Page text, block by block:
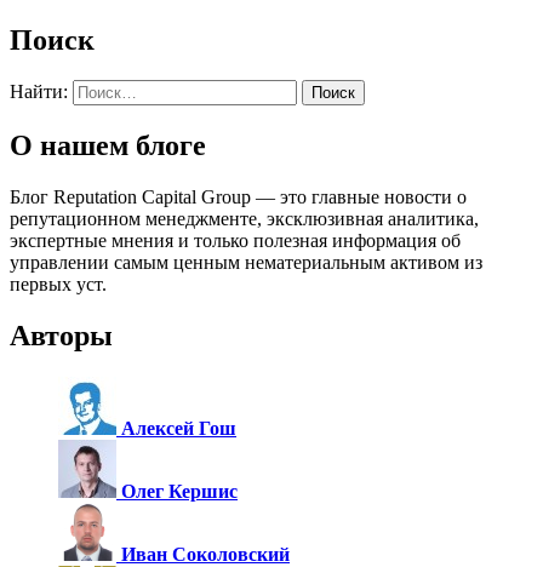
Поиск
Найти:
О нашем блоге
Блог Reputation Capital Group — это главные новости о
репутационном менеджменте, эксклюзивная аналитика,
экспертные мнения и только полезная информация об
управлении самым ценным нематериальным активом из
первых уст.
Авторы
Алексей Гош
Олег Кершис
Иван Соколовский